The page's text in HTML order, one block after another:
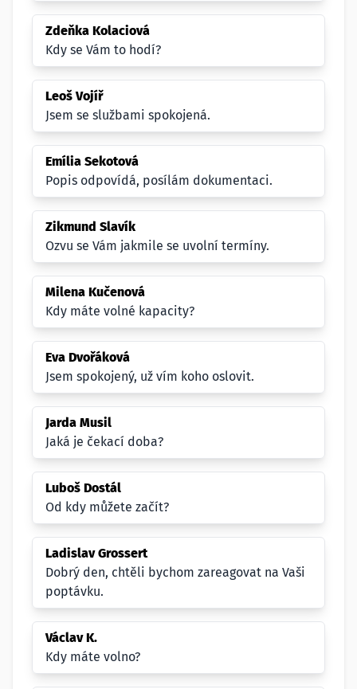
Zdeňka Kolaciová
Kdy se Vám to hodí?
Leoš Vojíř
Jsem se službami spokojená.
Emília Sekotová
Popis odpovídá, posílám dokumentaci.
Zikmund Slavík
Ozvu se Vám jakmile se uvolní termíny.
Milena Kučenová
Kdy máte volné kapacity?
Eva Dvořáková
Jsem spokojený, už vím koho oslovit.
Jarda Musil
Jaká je čekací doba?
Luboš Dostál
Od kdy můžete začít?
Ladislav Grossert
Dobrý den, chtěli bychom zareagovat na Vaši
poptávku.
Václav K.
Kdy máte volno?